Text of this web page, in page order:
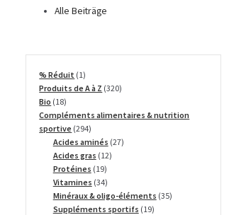
Alle Beiträge
% Réduit 11
produit
Produits de A à Z 320320
Bio 1818
produits
Compléments alimentaires & nutrition
sportive 294294
produits
Acides aminés 2727
Acides gras 1212
Protéines 1919
produits
Vitamines 3434
produits
Minéraux & oligo-éléments 3535
Suppléments sportifs 1919